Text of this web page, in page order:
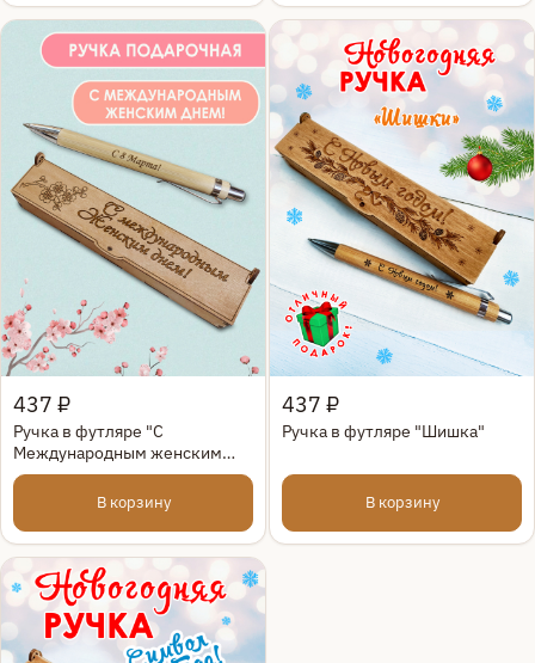
Быстрый просмотр
437 ₽
Ручка в футляре "С
Международным женским
днем"
В корзину
Быстрый просмотр
437 ₽
Ручка в футляре "Шишка"
В корзину